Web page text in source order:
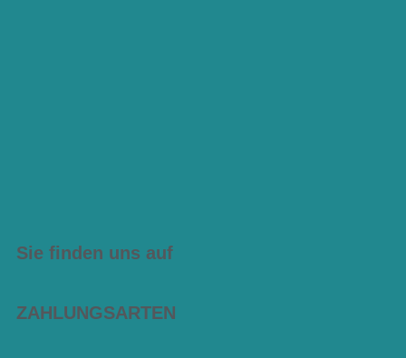
Sie finden uns auf
ZAHLUNGSARTEN